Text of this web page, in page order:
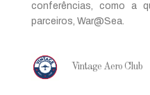
conferências, como a
parceiros, War@Sea.
Vintage Aero Club